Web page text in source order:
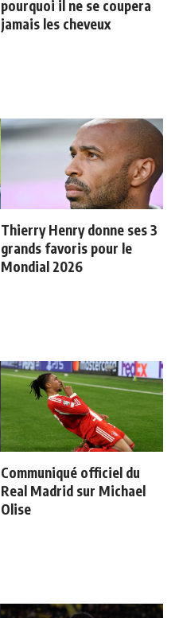
pourquoi il ne se coupera
jamais les cheveux
Thierry Henry donne ses 3
grands favoris pour le
Mondial 2026
Communiqué officiel du
Real Madrid sur Michael
Olise